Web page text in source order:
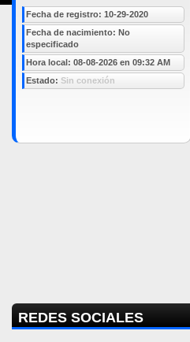
Fecha de registro: 10-29-2020
Fecha de nacimiento: No
especificado
Hora local: 08-08-2026 en 09:32 AM
Estado: Sin conexión
REDES SOCIALES